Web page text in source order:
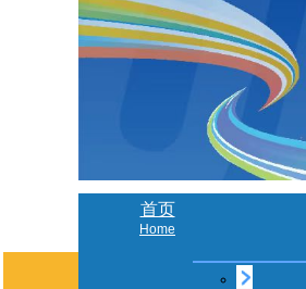
首页
Home